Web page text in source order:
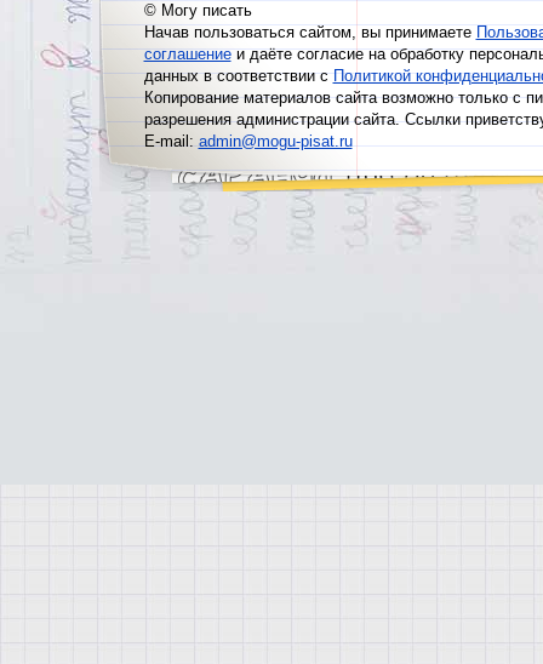
© Могу писать
Начав пользоваться сайтом, вы принимаете
соглашениеи даёте согласие на обработку
данных в соответствии сПолитикой
Копирование материалов сайта возможно только с
разрешения администрации сайта. Ссылки
E-mail:admin@mogu-pisat.ru